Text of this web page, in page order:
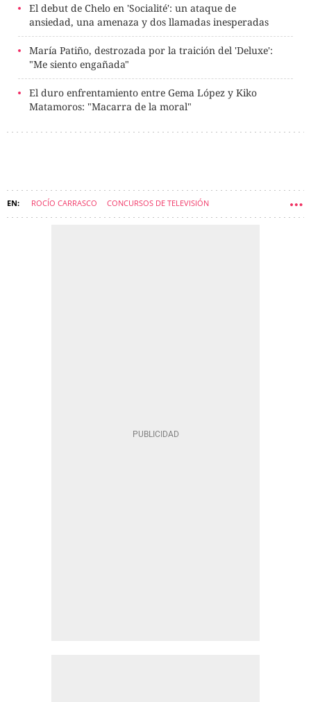
El debut de Chelo en 'Socialité': un ataque de
ansiedad, una amenaza y dos llamadas inesperadas
María Patiño, destrozada por la traición del 'Deluxe':
"Me siento engañada"
El duro enfrentamiento entre Gema López y Kiko
Matamoros: "Macarra de la moral"
ROCÍO CARRASCO CONCURSOS DE TELEVISIÓN